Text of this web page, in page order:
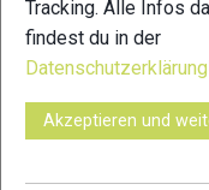
aber es war das
internationaler
Konkurrenz war
von Anfang an gut
die Führung
Tracking. Alle Infos
findest du in der
Datenschutzerklärung
Akzeptieren und